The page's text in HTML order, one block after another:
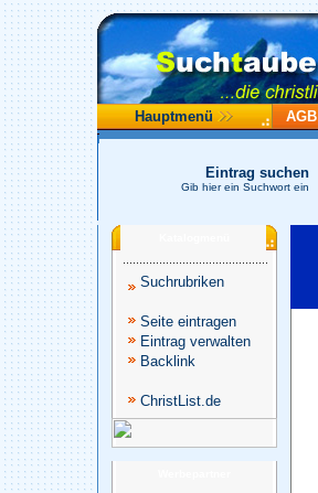
Hauptmenü AGB
Eintrag suchen
Gib hier ein Suchwort ein
Suchrubriken
Seite eintragen
Eintrag verwalten
Backlink
ChristList.de